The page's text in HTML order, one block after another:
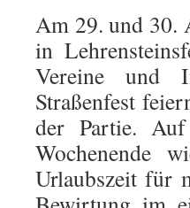
Am 29. und 30.
in
Vereine und
Straßenfest
der Partie.
Wochenende
Urlaubszeit für